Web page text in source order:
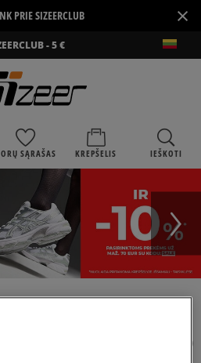
PRIE SIZEERCLUB ×
- 5 €
SĄRAŠAS KREPŠELIS IEŠKOTI
HIKER
)